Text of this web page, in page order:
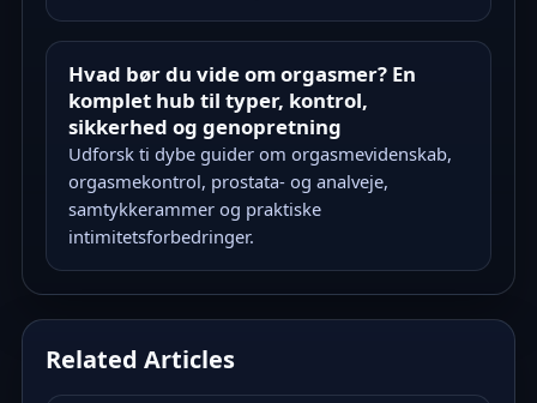
Hvad bør du vide om orgasmer? En
komplet hub til typer, kontrol,
sikkerhed og genopretning
Udforsk ti dybe guider om orgasmevidenskab,
orgasmekontrol, prostata- og analveje,
samtykkerammer og praktiske
intimitetsforbedringer.
Related Articles